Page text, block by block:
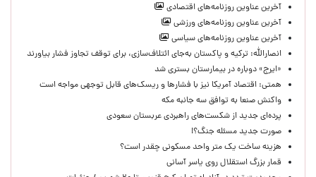
آخرین عناوین روزنامه‌های اقتصادی
آخرین عناوین روزنامه‌های ورزشی
آخرین عناوین روزنامه‌های سیاسی
انصارالله: ترکیه و پاکستان به‌جای ائتلاف‌سازی، برای توقف تجاوز فشار بیاورند
«ایرج» دوباره در بیمارستان بستری شد
همتی: اقتصاد آمریکا نیز با فشارها و ریسک‌های قابل توجهی مواجه است
واکنش صنعا به توافق سه جانبه مکه
پرده‌ای جدید از شکست‌های راهبردی عربستان سعودی
صورت جدید مسئله جنگ؟!
هزینه ساخت یک متر واحد مسکونی چقدر است؟
قمار بزرگ استقلال روی یاسر آسانی